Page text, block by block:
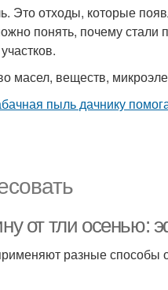
Это отходы, которые
понять, почему
масел, веществ,
от тли осенью:
разные способы